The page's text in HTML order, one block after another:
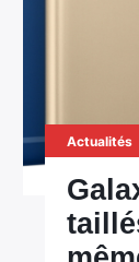
Actualités